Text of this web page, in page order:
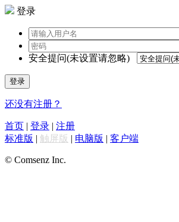
登录
安全提问(未设置请忽略)
登录
还没有注册？
首页 | 登录 | 注册
标准版 | 触屏版 | 电脑版 | 客户端
© Comsenz Inc.